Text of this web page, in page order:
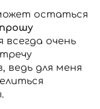
остаться
всегда очень
ведь для меня